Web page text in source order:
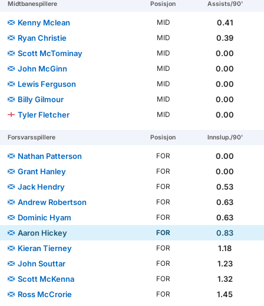
Midtbanespillere Posisjon Assists/90'
Kenny Mclean MID
0.41
Ryan Christie
MID
0.39
Scott McTominay
MID
0.00
John McGinn
MID
0.00
Lewis Ferguson
MID
0.00
Billy Gilmour
MID
0.00
Tyler Fletcher
MID 0.00
Forsvarsspillere Posisjon Innslup./90'
Nathan Patterson FOR
0.00
Grant Hanley
FOR
0.00
Jack Hendry
FOR
0.53
Andrew Robertson
FOR
0.63
Dominic Hyam
FOR
0.63
Aaron Hickey
FOR
0.83
Kieran Tierney
FOR
1.18
John Souttar
FOR
1.23
Scott McKenna
FOR
1.32
Ross McCrorie
FOR
1.45